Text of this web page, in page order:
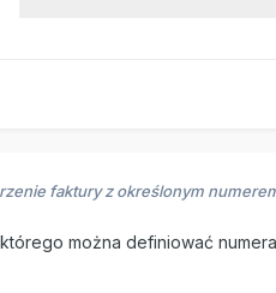
faktury z określonym
można definiować